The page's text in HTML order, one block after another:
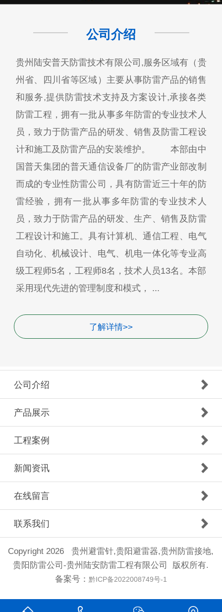
公司介绍
贵州陆安普天防雷技术有限公司,服务区域有（贵
州省、四川省等区域）主要从事防雷产品的销售
和服务,提供防雷技术支持及方案设计,承接各类
防雷工程，拥有一批从事多年防雷的专业技术人
员，致力于防雷产品的研发、销售及防雷工程设
计和施工及防雷产品的安装维护。 本部由中
国普天集团的普天通信设备厂的防雷产业部改制
而成的专业性防雷公司，具有防雷近三十年的防
雷经验，拥有一批从事多年防雷的专业技术人
员，致力于防雷产品的研发、生产、销售及防雷
工程设计和施工。具有计算机、通信工程、电气
自动化、机械设计、电气、机电一体化等专业高
级工程师5名，工程师8名，技术人员13名。本部
采用现代先进的管理制度和模式， ...
了解详情>>
公司介绍
产品展示
工程案例
新闻资讯
在线留言
联系我们
Copyright 2026 贵州避雷针,贵阳避雷器,贵州防雷接地,
贵阳防雷公司-贵州陆安防雷工程有限公司 版权所有.
备案号： 黔ICP备2022008749号-1